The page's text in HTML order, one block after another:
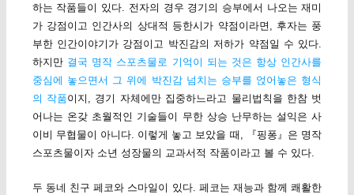
하는 작품들이 있다. 전자의 경우 경기의 승부에서 나오는 재미
가 강점이고 인간사의 상대적 등한시가 약점이라면, 후자는 풍
부한 인간이야기가 강점이고 박진감의 저하가 약점일 수 있다.
하지만 결국 명작 스포츠물로 기억이 되는 것은 항상 인간사를
중심에 놓으면서 그 위에 박진감 넘치는 승부를 얹어놓은 형식
의 작품이지, 경기 자체에만 집중하느라고 물리법칙을 한참 벗
어나는 온갖 초월적인 기술들이 무한 상승 난무하는 설익은 사
이비 무협물이 아니다. 이렇게 놓고 보았을 때, 『핑퐁』은 명작
스포츠물이자 소년 성장물의 교과서적 작품이라고 볼 수 있다.
두 동네 친구 페코와 스마일이 있다. 페코는 재능과 함께 쾌활한